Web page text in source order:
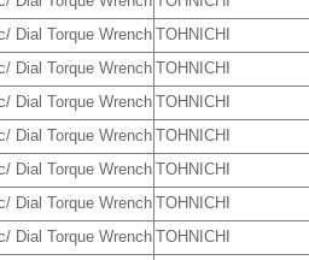
Dial Torque WrenchTOHNICHI
Dial Torque WrenchTOHNICHI
Dial Torque WrenchTOHNICHI
Dial Torque WrenchTOHNICHI
Dial Torque WrenchTOHNICHI
Dial Torque WrenchTOHNICHI
Dial Torque WrenchTOHNICHI